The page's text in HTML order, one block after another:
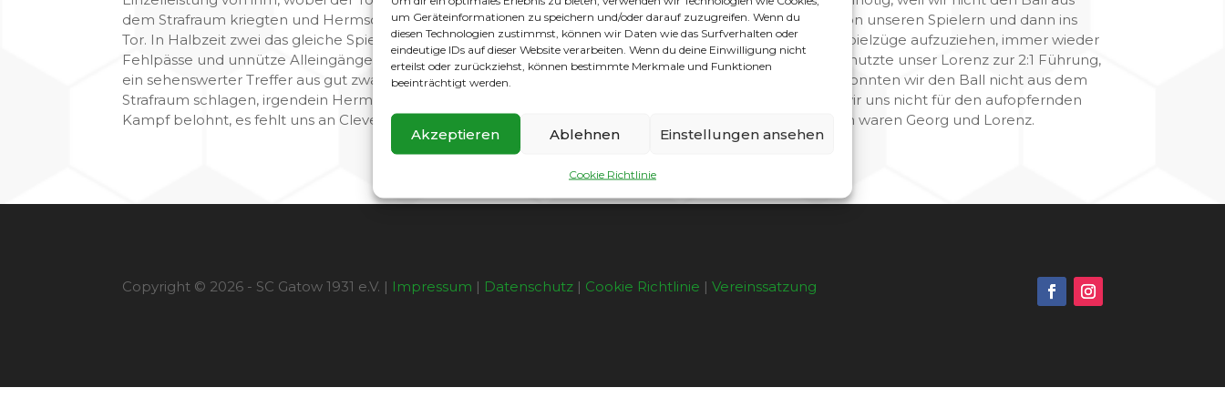
um Geräteinformationen zu speichern und/oder darauf zuzugreifen. Wenn du
diesen Technologien zustimmst, können wir Daten wie das Surfverhalten oder
eindeutige IDs auf dieser Website verarbeiten. Wenn du deine Einwilligung nicht
erteilst oder zurückziehst, können bestimmte Merkmale und Funktionen
beeinträchtigt werden.
Akzeptieren Ablehnen Einstellungen ansehen
Cookie Richtlinie
dem Strafraum kriegten und Hermsdorf einen unser Spieler anschießt von dem prallt der Ball an einen von unseren Spielern und dann ins
Tor. In Halbzeit zwei das gleiche Spiel, keine Mannschaft war lange genug im Ballbesitz um vernünftige Spielzüge aufzuziehen, immer wieder
Fehlpässe und unnütze Alleingänge führten zu Ballverlusten. Einen solchen Ballverlust der Hermsdorfer nutzte unser Lorenz zur 2:1 Führung,
ein sehenswerter Treffer aus gut zwanzig Metern. Der Ausgleich fiel dann 3 Minuten vor Schluss, wieder konnten wir den Ball nicht aus dem
Strafraum schlagen, irgendein Hermsdorfer Bein brachte dann den Ball über die Torlinie. Wieder haben wir uns nicht für den aufopfernden
Kampf belohnt, es fehlt uns an Clevernes und nötiger Ruhe so ein Spiel zu gewinnen. Unsere Torschützen waren Georg und Lorenz.
Copyright © 2026 - SC Gatow 1931 e.V. | Impressum | Datenschutz | Cookie Richtlinie |Vereinssatzung